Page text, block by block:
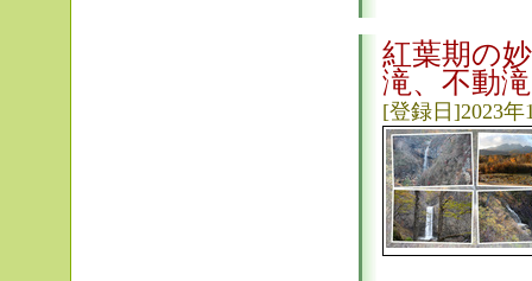
紅葉期の
滝、不動
[登録日]2023年